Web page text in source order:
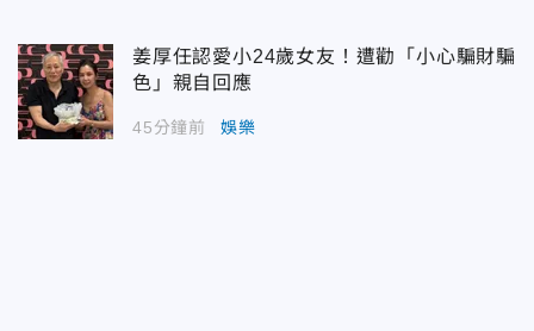
姜厚任認愛小24歲女友！遭勸「小心騙財騙
色」親自回應
45分鐘前 娛樂